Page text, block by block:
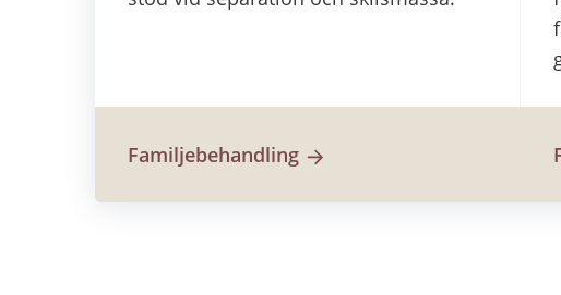
Familjebehandling